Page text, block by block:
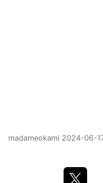
madameokami 2024-06-